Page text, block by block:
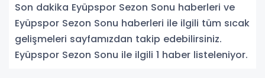
Son dakika Eyüpspor Sezon Sonu haberleri ve
Eyüpspor Sezon Sonu haberleri ile ilgili tüm sıcak
gelişmeleri sayfamızdan takip edebilirsiniz.
Eyüpspor Sezon Sonu ile ilgili 1 haber listeleniyor.